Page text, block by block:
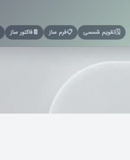
🗓️تقویم شمسی 📋فرم ساز 🧾فاکتور ساز